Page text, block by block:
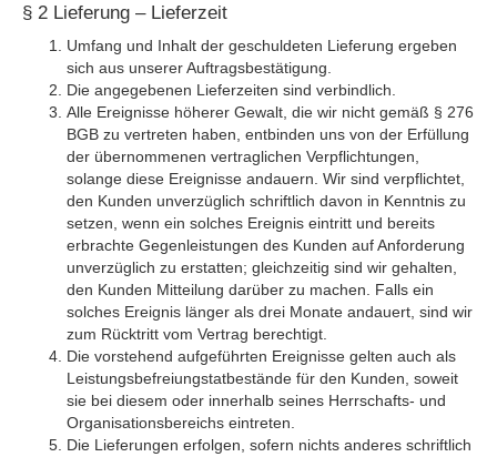
§ 2 Lieferung – Lieferzeit
Umfang und Inhalt der geschuldeten Lieferung ergeben
sich aus unserer Auftragsbestätigung.
Die angegebenen Lieferzeiten sind verbindlich.
Alle Ereignisse höherer Gewalt, die wir nicht gemäß § 276
BGB zu vertreten haben, entbinden uns von der Erfüllung
der übernommenen vertraglichen Verpflichtungen,
solange diese Ereignisse andauern. Wir sind verpflichtet,
den Kunden unverzüglich schriftlich davon in Kenntnis zu
setzen, wenn ein solches Ereignis eintritt und bereits
erbrachte Gegenleistungen des Kunden auf Anforderung
unverzüglich zu erstatten; gleichzeitig sind wir gehalten,
den Kunden Mitteilung darüber zu machen. Falls ein
solches Ereignis länger als drei Monate andauert, sind wir
zum Rücktritt vom Vertrag berechtigt.
Die vorstehend aufgeführten Ereignisse gelten auch als
Leistungsbefreiungstatbestände für den Kunden, soweit
sie bei diesem oder innerhalb seines Herrschafts- und
Organisationsbereichs eintreten.
Die Lieferungen erfolgen, sofern nichts anderes schriftlich